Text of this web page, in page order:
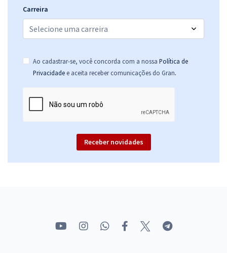
Carreira
Ao cadastrar-se, você concorda com a nossa Política de
Privacidade e aceita receber comunicações do Gran.
Receber novidades